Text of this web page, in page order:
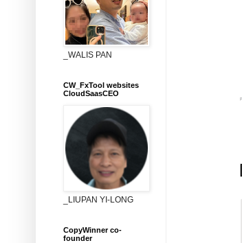
_WALIS PAN
CW_FxTool websites
CloudSaasCEO
_LIUPAN YI-LONG
CopyWinner co-
founder